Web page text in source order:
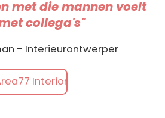
met die mannen voelt
collega's"
- Interieurontwerper
Interior